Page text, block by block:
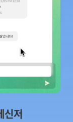
신저